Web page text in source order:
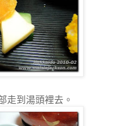
走到湯頭裡去。